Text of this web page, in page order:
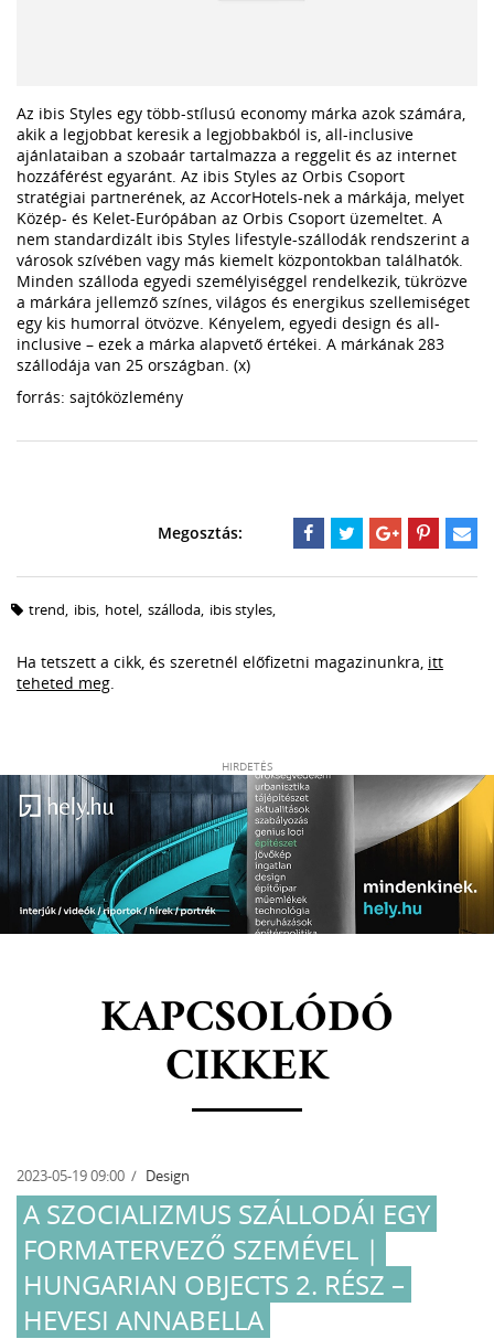
Az ibis Styles egy több-stílusú economy márka azok számára,
akik a legjobbat keresik a legjobbakból is, all-inclusive
ajánlataiban a szobaár tartalmazza a reggelit és az internet
hozzáférést egyaránt. Az ibis Styles az Orbis Csoport
stratégiai partnerének, az AccorHotels-nek a márkája, melyet
Közép- és Kelet-Európában az Orbis Csoport üzemeltet. A
nem standardizált ibis Styles lifestyle-szállodák rendszerint a
városok szívében vagy más kiemelt központokban találhatók.
Minden szálloda egyedi személyiséggel rendelkezik, tükrözve
a márkára jellemző színes, világos és energikus szellemiséget
egy kis humorral ötvözve. Kényelem, egyedi design és all-
inclusive – ezek a márka alapvető értékei. A márkának 283
szállodája van 25 országban. (x)
forrás: sajtóközlemény
trend, ibis, hotel, szálloda, ibis styles,
Ha tetszett a cikk, és szeretnél előfizetni magazinunkra, itt
teheted meg.
HIRDETÉS
KAPCSOLÓDÓ
CIKKEK
2023-05-19 09:00 Design
A SZOCIALIZMUS SZÁLLODÁI EGY
FORMATERVEZŐ SZEMÉVEL |
HUNGARIAN OBJECTS 2. RÉSZ –
HEVESI ANNABELLA